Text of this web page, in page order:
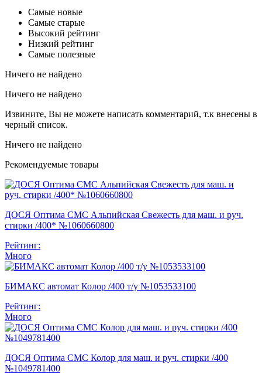
Самые новые
Самые старые
Высокий рейтинг
Низкий рейтинг
Самые полезные
Ничего не найдено
Ничего не найдено
Извините, Вы не можете написать комментарий, т.к внесены в
черный список.
Ничего не найдено
Рекомендуемые товары
ДОСЯ Оптима СМС Альпийская Свежесть для маш. и руч.
стирки /400* №1060660800
Рейтинг:
Много
БИМАКС автомат Колор /400 т/у №1053533100
Рейтинг:
Много
ДОСЯ Оптима СМС Колор для маш. и руч. стирки /400
№1049781400